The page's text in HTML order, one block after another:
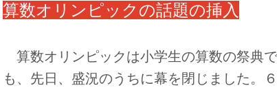
算数オリンピックの話題の挿入
算数オリンピックは小学生の算数の祭典
も、先日、盛況のうちに幕を閉じました。